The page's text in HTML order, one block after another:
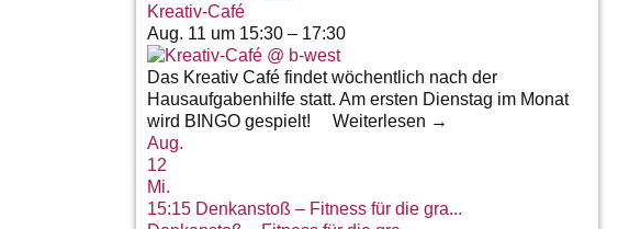
Kreativ-Café
Aug. 11 um 15:30 – 17:30
Das Kreativ Café findet wöchentlich nach der
Hausaufgabenhilfe statt. Am ersten Dienstag im Monat
wird BINGO gespielt! Weiterlesen →
Aug.
12
Mi.
15:15 Denkanstoß – Fitness für die gra...